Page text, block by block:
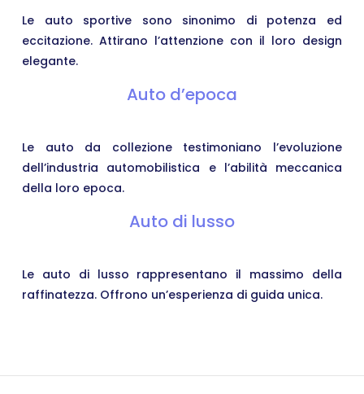
Le auto sportive sono sinonimo di potenza ed
eccitazione. Attirano l’attenzione con il loro design
elegante.
Auto d’epoca
Le auto da collezione testimoniano l’evoluzione
dell’industria automobilistica e l’abilità meccanica
della loro epoca.
Auto di lusso
Le auto di lusso rappresentano il massimo della
raffinatezza. Offrono un’esperienza di guida unica.